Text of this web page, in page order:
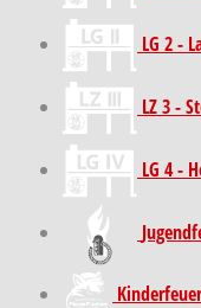
LG 2 -
LZ 3 -
LG 4 -